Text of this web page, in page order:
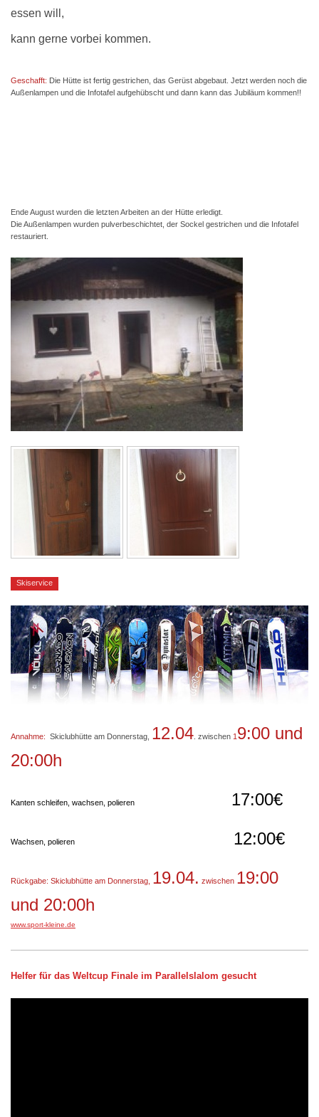
essen will,
kann gerne vorbei kommen.
Geschafft: Die Hütte ist fertig gestrichen, das Gerüst abgebaut. Jetzt werden noch die
Außenlampen und die Infotafel aufgehübscht und dann kann das Jubiläum kommen!!
Ende August wurden die letzten Arbeiten an der Hütte erledigt.
Die Außenlampen wurden pulverbeschichtet, der Sockel gestrichen und die Infotafel
restauriert.
Skiservice
Annahme: Skiclubhütte am Donnerstag, 12.04 . zwischen 1 9:00 und
20:00h
Kanten schleifen, wachsen, polieren 17:00€
Wachsen, polieren 12:00€
Rückgabe: Skiclubhütte am Donnerstag, 19.04. zwischen 19:00
und 20:00h
www.sport-kleine.de
Helfer für das Weltcup Finale im Parallelslalom gesucht